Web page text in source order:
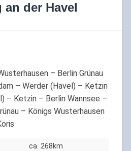
der Havel
– Berlin Grünau
– Werder (Havel) – Ketzin
– Ketzin – Berlin Wannsee –
– Königs Wusterhausen
ca. 268km